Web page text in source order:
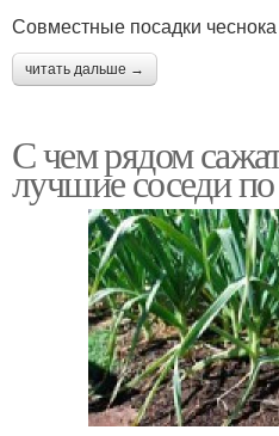
Совместные посадки чеснока
читать дальше →
С чем рядом
лучшие соседи по